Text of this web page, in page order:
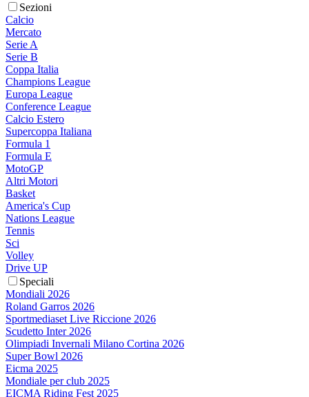
Sezioni
Calcio
Mercato
Serie A
Serie B
Coppa Italia
Champions League
Europa League
Conference League
Calcio Estero
Supercoppa Italiana
Formula 1
Formula E
MotoGP
Altri Motori
Basket
America's Cup
Nations League
Tennis
Sci
Volley
Drive UP
Speciali
Mondiali 2026
Roland Garros 2026
Sportmediaset Live Riccione 2026
Scudetto Inter 2026
Olimpiadi Invernali Milano Cortina 2026
Super Bowl 2026
Eicma 2025
Mondiale per club 2025
EICMA Riding Fest 2025